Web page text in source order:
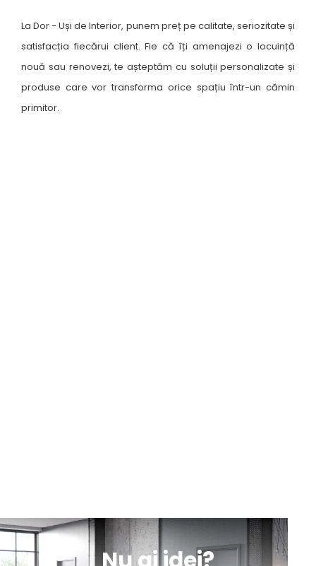
La Dor - Uși de Interior, punem preț pe calitate, seriozitate și
satisfacția fiecărui client. Fie că îți amenajezi o locuință
nouă sau renovezi, te așteptăm cu soluții personalizate și
produse care vor transforma orice spațiu într-un cămin
primitor.